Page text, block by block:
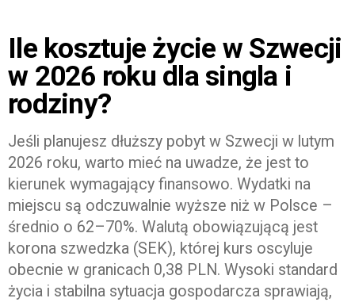
Ile kosztuje życie w Szwecji
w 2026 roku dla singla i
rodziny?
Jeśli planujesz dłuższy pobyt w Szwecji w lutym
2026 roku, warto mieć na uwadze, że jest to
kierunek wymagający finansowo. Wydatki na
miejscu są odczuwalnie wyższe niż w Polsce –
średnio o 62–70%. Walutą obowiązującą jest
korona szwedzka (SEK), której kurs oscyluje
obecnie w granicach 0,38 PLN. Wysoki standard
życia i stabilna sytuacja gospodarcza sprawiają,